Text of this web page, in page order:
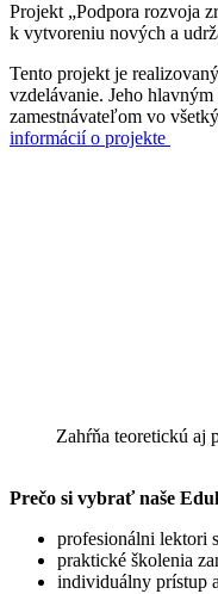
Projekt „Podpora rozvoja
k vytvoreniu nových a
Tento projekt je
vzdelávanie. Jeho
zamestnávateľom vo
informácií o projekte
Zahŕňa teoretickú aj
Prečo si vybrať naše
profesionálni lektori
praktické školenia
individuálny prístup